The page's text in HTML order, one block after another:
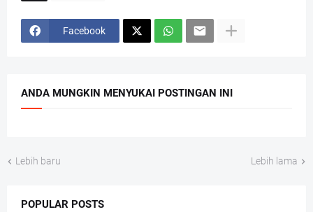
Facebook
ANDA MUNGKIN MENYUKAI POSTINGAN INI
Lebih baru Lebih lama
POPULAR POSTS